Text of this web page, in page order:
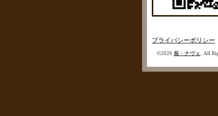
プライバシーポリシー
©2026 蕪・ナヴェ . All